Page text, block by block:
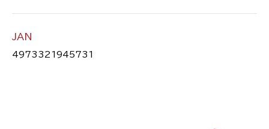
JAN
4973321945731